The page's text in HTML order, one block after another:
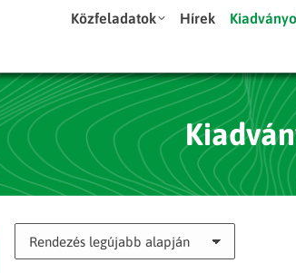
Közfeladatok Hírek